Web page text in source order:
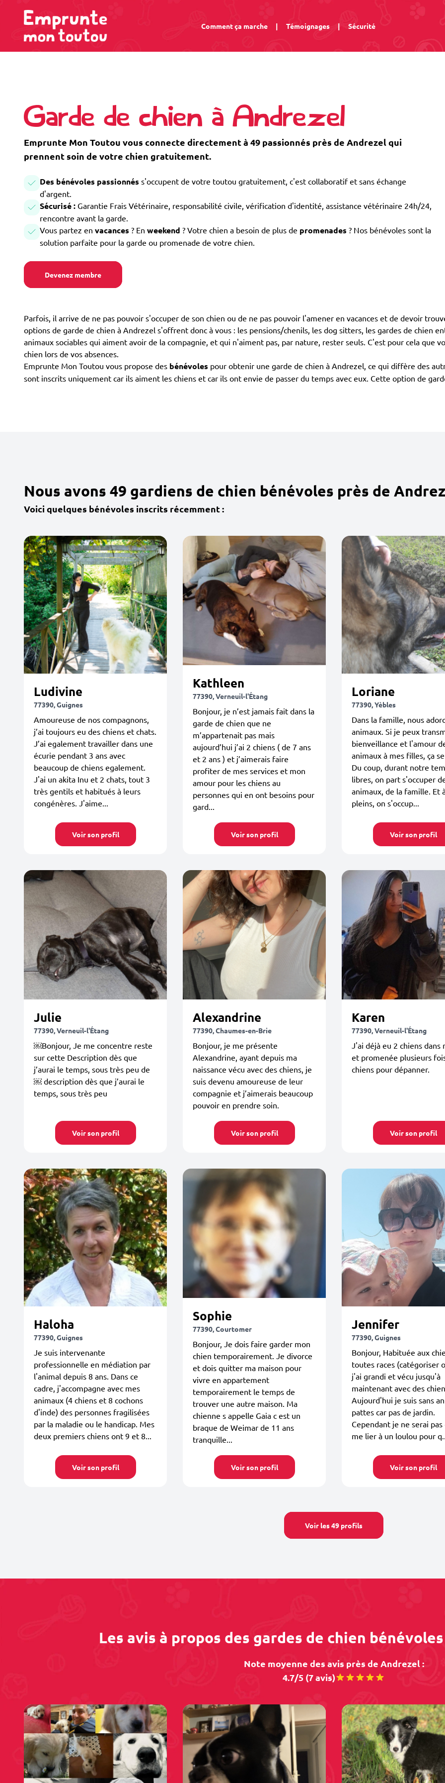
Comment ça marche | Témoignages | Sécurité
Garde de chien à Andrezel
Emprunte Mon Toutou vous connecte directement à 49 passionnés près de Andrezel qui
prennent soin de votre chien gratuitement.
Des bénévoles passionnés s'occupent de votre toutou gratuitement, c'est collaboratif et sans échange
d'argent.
Sécurisé : Garantie Frais Vétérinaire, responsabilité civile, vérification d'identité, assistance vétérinaire 24h/24,
rencontre avant la garde.
Vous partez en vacances ? En weekend ? Votre chien a besoin de plus de promenades ? Nos bénévoles sont la
solution parfaite pour la garde ou promenade de votre chien.
Devenez membre
Parfois, il arrive de ne pas pouvoir s'occuper de son chien ou de ne pas pouvoir l'amener en vacances et de devoir
options de garde de chien à Andrezel s'offrent donc à vous : les pensions/chenils, les dog sitters, les gardes de chien
animaux sociables qui aiment avoir de la compagnie, et qui n'aiment pas, par nature, rester seuls. C'est pour cela que
chien lors de vos absences.
Emprunte Mon Toutou vous propose des bénévoles pour obtenir une garde de chien à Andrezel, ce qui diffère des
sont inscrits uniquement car ils aiment les chiens et car ils ont envie de passer du temps avec eux. Cette option de
Nous avons 49 gardiens de chien bénévoles près de
Voici quelques bénévoles inscrits récemment :
Ludivine
77390, Guignes
Amoureuse de nos compagnons,
j’ai toujours eu des chiens et chats.
J’ai egalement travailler dans une
écurie pendant 3 ans avec
beaucoup de chiens egalement.
J'ai un akita Inu et 2 chats, tout 3
très gentils et habitués à leurs
congénères. J'aime...
Voir son profil
Kathleen
77390, Verneuil-l'Étang
Bonjour, je n’est jamais fait dans la
garde de chien que ne
m’appartenait pas mais
aujourd’hui j’ai 2 chiens ( de 7 ans
et 2 ans ) et j’aimerais faire
profiter de mes services et mon
amour pour les chiens au
personnes qui en ont besoins pour
gard...
Voir son profil
Loriane
77390, Yèbles
Dans la famille, nous
animaux. Si je peux
bienveillance et l'amour
animaux à mes filles, ça
Du coup, durant notre
libres, on part s'occuper
animaux, de la famille. Et
pleins, on s'occup...
Voir son profil
Julie
77390, Verneuil-l'Étang
￼Bonjour, Je me concentre reste
sur cette Description dès que
j’aurai le temps, sous très peu de
￼ description dès que j’aurai le
temps, sous très peu
Voir son profil
Alexandrine
77390, Chaumes-en-Brie
Bonjour, je me présente
Alexandrine, ayant depuis ma
naissance vécu avec des chiens, je
suis devenu amoureuse de leur
compagnie et j’aimerais beaucoup
pouvoir en prendre soin.
Voir son profil
Karen
77390, Verneuil-l'Étang
J'ai déjà eu 2 chiens dans
et promenée plusieurs
chiens pour dépanner.
Voir son profil
Haloha
77390, Guignes
Je suis intervenante
professionnelle en médiation par
l'animal depuis 8 ans. Dans ce
cadre, j'accompagne avec mes
animaux (4 chiens et 8 cochons
d'inde) des personnes fragilisées
par la maladie ou le handicap. Mes
deux premiers chiens ont 9 et 8...
Voir son profil
Sophie
77390, Courtomer
Bonjour, Je dois faire garder mon
chien temporairement. Je divorce
et dois quitter ma maison pour
vivre en appartement
temporairement le temps de
trouver une autre maison. Ma
chienne s appelle Gaia c est un
braque de Weimar de 11 ans
tranquille...
Voir son profil
Jennifer
77390, Guignes
Bonjour, Habituée aux
toutes races (catégoriser
j'ai grandi et vécu jusqu'à
maintenant avec des
Aujourd'hui je suis sans
pattes car pas de jardin.
Cependant je ne serai
me lier à un loulou pour
Voir son profil
Voir les 49 profils
Les avis à propos des gardes de chien
Note moyenne des avis près de Andrezel :
4.7/5 (7 avis)